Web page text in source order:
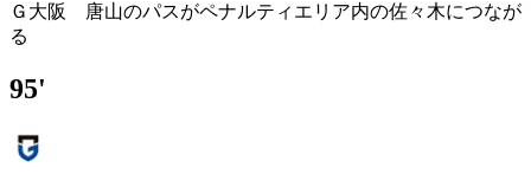
Ｇ大阪 唐山のパスがペナルティエリア内の佐々木につなが
る
95'